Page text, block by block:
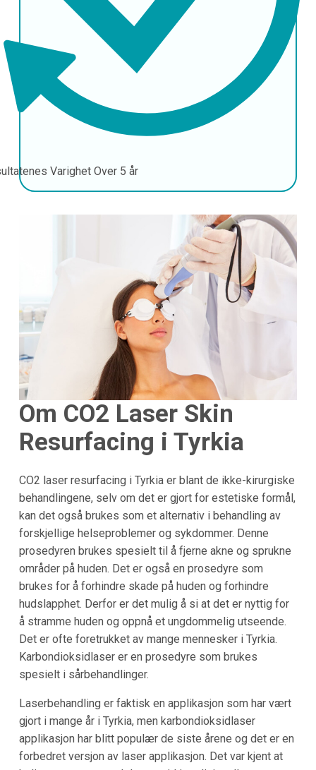
Varighet Over 5 år
Om CO2 Laser Skin
Resurfacing i Tyrkia
CO2 laser resurfacing i Tyrkia er blant de ikke-kirurgiske
behandlingene, selv om det er gjort for estetiske formål,
kan det også brukes som et alternativ i behandling av
forskjellige helseproblemer og sykdommer. Denne
prosedyren brukes spesielt til å fjerne akne og sprukne
områder på huden. Det er også en prosedyre som
brukes for å forhindre skade på huden og forhindre
hudslapphet. Derfor er det mulig å si at det er nyttig for
å stramme huden og oppnå et ungdommelig utseende.
Det er ofte foretrukket av mange mennesker i Tyrkia.
Karbondioksidlaser er en prosedyre som brukes
spesielt i sårbehandlinger.
Laserbehandling er faktisk en applikasjon som har vært
gjort i mange år i Tyrkia, men karbondioksidlaser
applikasjon har blitt populær de siste årene og det er en
forbedret versjon av laser applikasjon. Det var kjent at